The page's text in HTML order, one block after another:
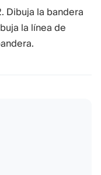
Dibuja la bandera
la línea de